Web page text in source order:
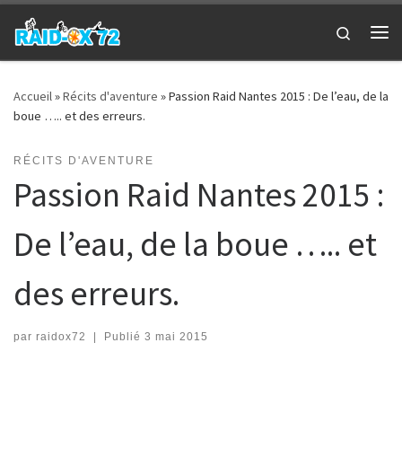
Passer au contenu
Search
Accueil»Récits d'aventure »Passion Raid Nantes 2015 : De l’eau, de la
boue ….. et des erreurs.
RÉCITS D'AVENTURE
Passion Raid Nantes 2015 :
De l’eau, de la boue ….. et
des erreurs.
par raidox72 | Publié 3 mai 2015